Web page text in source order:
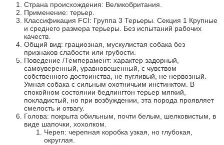
Страна происхождения: Великобритания.
Применение: терьер.
Классификация FCI: Группа 3 Терьеры. Секция 1 Крупные
и среднего размера терьеры. Без испытаний рабочих
качеств.
Общий вид: грациозная, мускулистая собака без
признаков слабости или грубости.
Поведение /Темперамент: характер задорный,
самоуверенный, уравновешенный, с чувством
собственного достоинства, не пугливый, не нервозный.
Умная собака с сильным охотничьим инстинктом. В
спокойном состоянии бедлингтон терьер мягкий,
покладистый, но при возбуждении, эта порода проявляет
смелость и отвагу.
Голова: покрыта обильным, почти белым, шелковистым, в
виде шапочки, хохолком.
Череп: черепная коробка узкая, но глубокая,
округлая.